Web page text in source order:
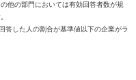
他の部門においては有効回答者数が規
した人の割合が基準値以下の企業がラ